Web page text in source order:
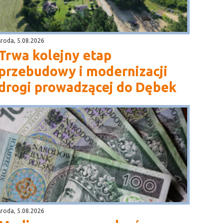
5.08.2026
kolejny etap
i modernizacji
prowadzącej do Dębek
5.08.2026